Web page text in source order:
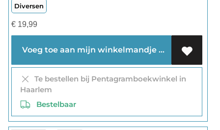
Diversen
€19,99
Voeg toe aan mijn winkelmandje
Te bestellen bij Pentagramboekwinkel in
Haarlem
Bestelbaar